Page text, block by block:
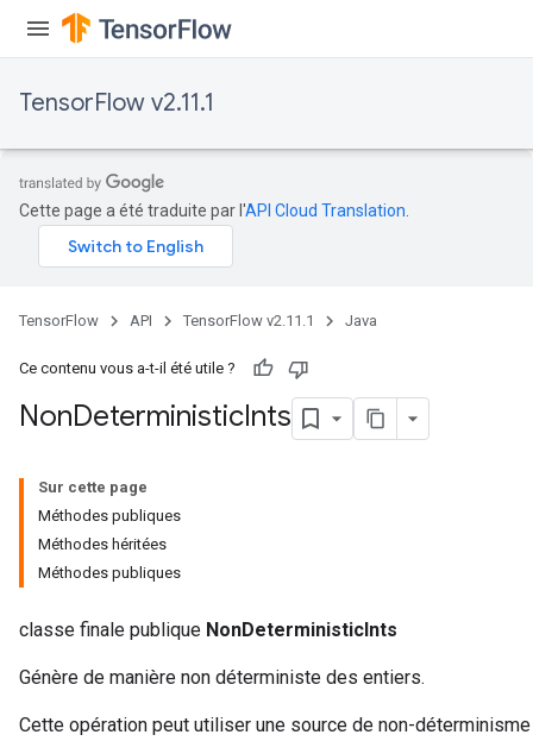
TensorFlow v2.11.1
Cette page a été traduite par l'API Cloud Translation
TensorFlow API TensorFlow v2.11.1 Java
Ce contenu vous a-t-il été utile ?
NonDeterministicInts
Sur cette page
Méthodes publiques
Méthodes héritées
Méthodes publiques
classe finale publique NonDeterministicInts
Génère de manière non déterministe des entiers.
Cette opération peut utiliser une source de non-